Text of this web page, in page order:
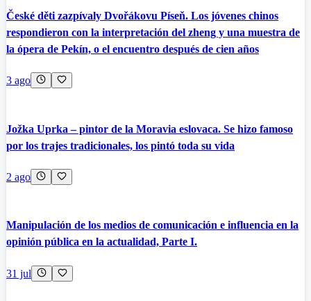
České děti zazpívaly Dvořákovu Píseň. Los jóvenes chinos
respondieron con la interpretación del zheng y una muestra de
la ópera de Pekín, o el encuentro después de cien años
3 ago
Jožka Uprka – pintor de la Moravia eslovaca. Se hizo famoso
por los trajes tradicionales, los pintó toda su vida
2 ago
Manipulación de los medios de comunicación e influencia en la
opinión pública en la actualidad, Parte I.
31 jul